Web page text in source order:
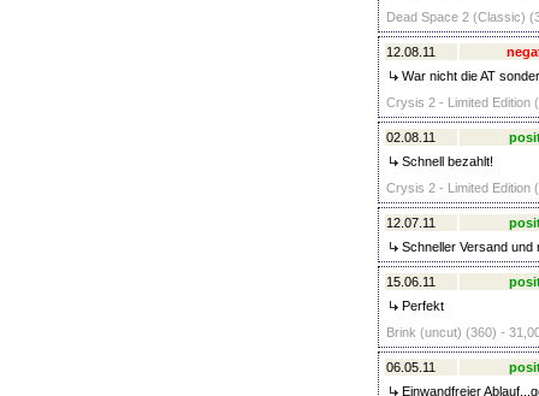
Dead Space 2 (Classic)
12.08.11
War nicht die AT
Crysis 2 - Limited Edition
02.08.11
Schnell bezahlt!
Crysis 2 - Limited Edition
12.07.11
Schneller Versand
15.06.11
Perfekt
Brink (uncut) (360) -
06.05.11
Einwandfreier